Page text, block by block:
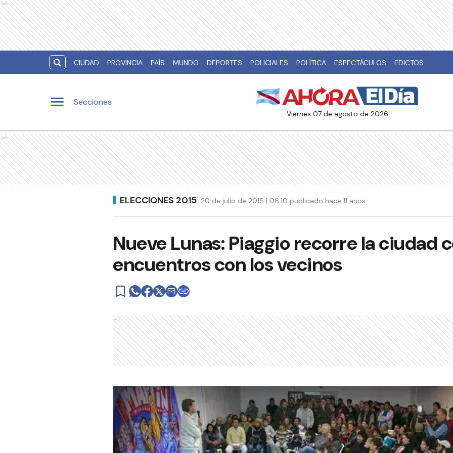
Ads
CIUDAD PROVINCIA PAÍS MUNDO DEPORTES POLICIALES POLÍTICA ESPECTÁCULOS EDICTOS
Secciones
viernes 07 de agosto de 2026
Ads
ELECCIONES 2015 20 de julio de 2015 | 06:10 publicado hace 11 años
Nueve Lunas: Piaggio recorre la ciudad
encuentros con los vecinos
Ads